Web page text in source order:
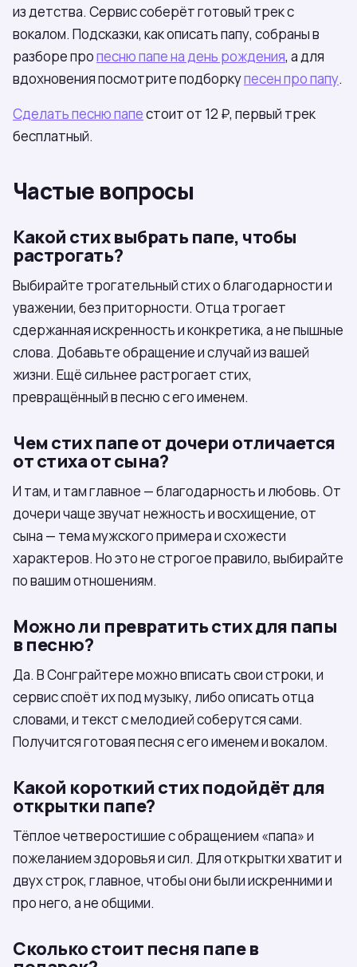
из детства. Сервис соберёт готовый трек с
вокалом. Подсказки, как описать папу, собраны в
разборе пропесню папе на день рождения, а для
вдохновения посмотрите подборкупесен про папу.
Сделать песню папестоит от 12 ₽, первый трек
бесплатный.
Частые вопросы
Какой стих выбрать папе, чтобы
растрогать?
Выбирайте трогательный стих о благодарности и
уважении, без приторности. Отца трогает
сдержанная искренность и конкретика, а не пышные
слова. Добавьте обращение и случай из вашей
жизни. Ещё сильнее растрогает стих,
превращённый в песню с его именем.
Чем стих папе от дочери отличается
от стиха от сына?
И там, и там главное — благодарность и любовь. От
дочери чаще звучат нежность и восхищение, от
сына — тема мужского примера и схожести
характеров. Но это не строгое правило, выбирайте
по вашим отношениям.
Можно ли превратить стих для папы
в песню?
Да. В Сонграйтере можно вписать свои строки, и
сервис споёт их под музыку, либо описать отца
словами, и текст с мелодией соберутся сами.
Получится готовая песня с его именем и вокалом.
Какой короткий стих подойдёт для
открытки папе?
Тёплое четверостишие с обращением «папа» и
пожеланием здоровья и сил. Для открытки хватит и
двух строк, главное, чтобы они были искренними и
про него, а не общими.
Сколько стоит песня папе в